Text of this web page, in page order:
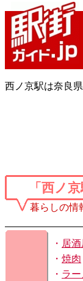
西ノ京駅は奈良
「西ノ
暮らしの情
・ 居酒
・ 焼肉
・ ラ